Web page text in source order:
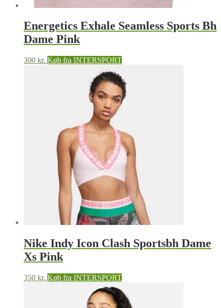
Energetics Exhale Seamless Sports Bh
Dame Pink
300 kr. Køb fra INTERSPORT
Nike Indy Icon Clash Sportsbh Dame
Xs Pink
350 kr. Køb fra INTERSPORT